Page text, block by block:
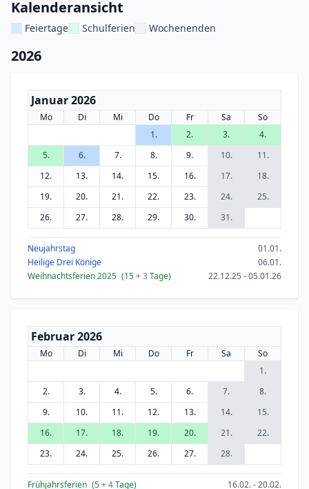
Kalenderansicht
Feiertage Schulferien Wochenenden
2026
Januar 2026
Mo Di Mi Do Fr Sa
So
1.
2. 3.
4.
5.
6. 7. 8. 9. 10.
11.
12.
13. 14. 15. 16. 17.
18.
19.
20. 21. 22. 23. 24.
25.
26.
27. 28. 29. 30. 31.
Neujahrstag
01.01.
Heilige Drei Könige
06.01.
Weihnachtsferien 2025 (15+ 3 Tage) 22.12.25 - 05.01.26
Februar 2026
Mo Di Mi Do Fr Sa
So
1.
2.
3. 4. 5. 6. 7.
8.
9.
10. 11. 12. 13. 14.
15.
16.
17. 18. 19. 20. 21.
22.
23.
24. 25. 26. 27. 28.
Frühjahrsferien (5+ 4Tage) 16.02. - 20.02.